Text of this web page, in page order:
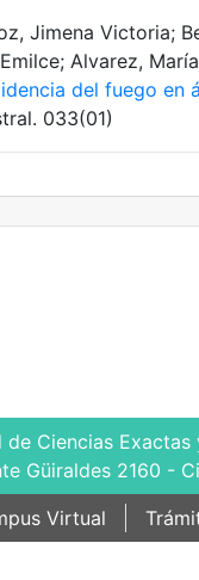
Jimena Victoria;
Alvarez,
del fuego en
033(01)
de Ciencias
Güiraldes 2160 -
Virtual